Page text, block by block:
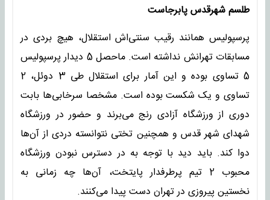
طلسم شهرقدس پابرجاست
پرسپولیس همانند رقیب سنتی‌اش استقلال، هیچ بردی در
مسابقات تهرانش نداشته است. ماحصل 5 دیدار پرسپولیس
5 تساوی بوده و این آمار برای استقلال طی 3 دوئل، 2
تساوی و یک شکست بوده است. مشخصا سرخابی‌ها بابت
دوری از ورزشگاه آزادی رنج می‌برند و حضور در ورزشگاه‌
شهدای شهر قدس و همچنین تختی نتوانسته دردی از آن‌ها
دوا کند. باید دید با توجه به در دسترس نبودن ورزشگاه
محبوب 2 تیم پرطرفدار پایتخت، آن‌ها چه زمانی به
نخستین پیروزی در تهران دست پیدا می‌کنند.